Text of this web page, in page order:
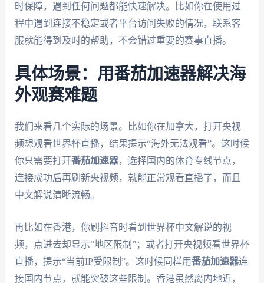
时保障，遇到任何问题都能快速解决。比如你在使用过
程中遇到连接不稳定或者平台访问失败的情况，联系客
服就能得到及时的帮助，不会错过重要的赛事直播。
具体场景：用番茄加速器解决海
外观赛难题
我们来看几个实际的场景。比如你在加拿大，打开央视
频想观看世界杯直播，结果提示“海外无法观看”。这时候
你只需要打开番茄加速器，选择国内的体育专线节点，
连接成功后再刷新央视频，就能正常观看直播了，而且
中文解说清晰流畅。
再比如在香港，你刷抖音时看到世界杯中文解说的视
频，点进去却显示“地区限制”；或者打开央视频看世界杯
直播，提示“当前IP受限制”。这时候同样用番茄加速器连
接国内节点，就能突破这些限制。香港虽然离内地近，